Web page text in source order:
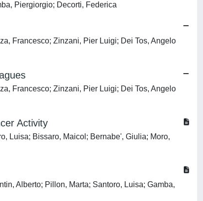
Piergiorgio; Decorti, Federica
Francesco; Zinzani, Pier Luigi; Dei Tos, Angelo
Francesco; Zinzani, Pier Luigi; Dei Tos, Angelo
Activity
Luisa; Bissaro, Maicol; Bernabe', Giulia; Moro,
Alberto; Pillon, Marta; Santoro, Luisa; Gamba,